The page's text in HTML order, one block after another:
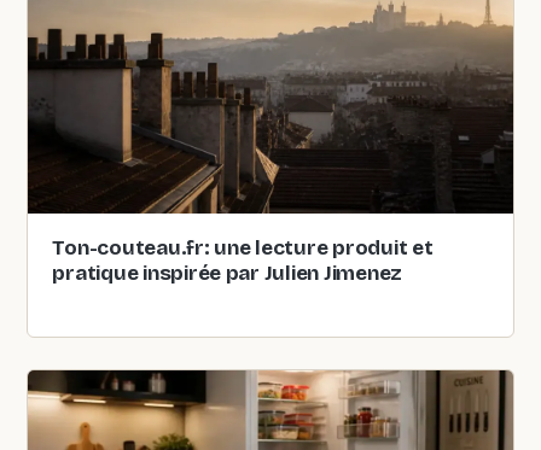
Ton-couteau.fr: une lecture produit et
pratique inspirée par Julien Jimenez